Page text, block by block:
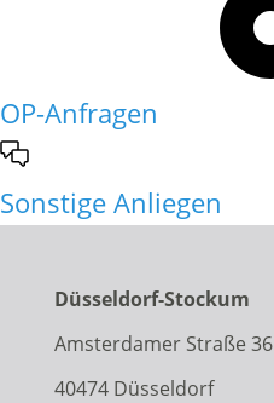
OP-Anfragen
Sonstige Anliegen
Düsseldorf-Stockum
Amsterdamer Straße 36
40474 Düsseldorf